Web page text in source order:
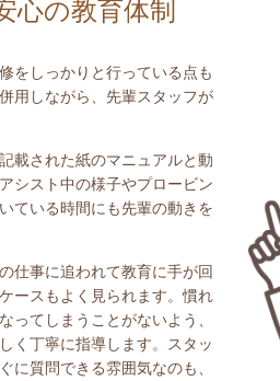
心の教育体制
をしっかりと行っている点も
用しながら、先輩スタッフが
載された紙のマニュアルと動
シスト中の様子やプロービン
ている時間にも先輩の動きを
仕事に追われて教育に手が回
ースもよく見られます。慣れ
ってしまうことがないよう、
く丁寧に指導します。スタッ
に質問できる雰囲気なのも、